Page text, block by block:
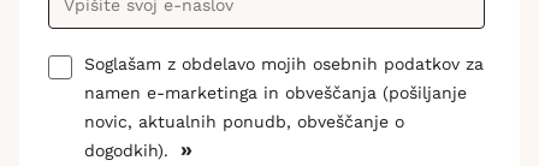
Soglašam z obdelavo mojih osebnih podatkov za
namen e-marketinga in obveščanja (pošiljanje
novic, aktualnih ponudb, obveščanje o
dogodkih).
»